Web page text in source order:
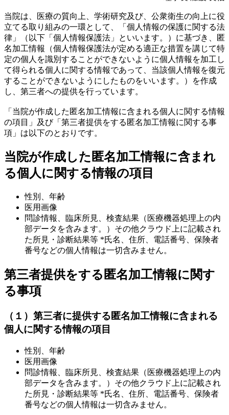
当院は、医療の質向上、学術研究及び、公衆衛生の向上に役
立てる取り組みの一環として、「個人情報の保護に関する法
律」（以下「個人情報保護法」といいます。）に基づき、匿
名加工情報（個人情報保護法が定める適正な措置を講じて特
定の個人を識別することができないように個人情報を加工し
て得られる個人に関する情報であって、当該個人情報を復元
することができないようにしたものをいいます。）を作成
し、第三者への提供を行っています。
「当院が作成した匿名加工情報に含まれる個人に関する情報
の項目」及び「第三者提供をする匿名加工情報に関する事
項」は以下のとおりです。
当院が作成した匿名加工情報に含まれ
る個人に関する情報の項目
性別、年齢
医用画像
問診情報、臨床所見、検査結果（医療機器処理上の内
部データを含みます。）その他クラウド上に記載され
た所見・診断結果等 *氏名、住所、電話番号、保険者
番号などの個人情報は一切含みません。
第三者提供をする匿名加工情報に関す
る事項
（１）第三者に提供する匿名加工情報に含まれる
個人に関する情報の項目
性別、年齢
医用画像
問診情報、臨床所見、検査結果（医療機器処理上の内
部データを含みます。）その他クラウド上に記載され
た所見・診断結果等 *氏名、住所、電話番号、保険者
番号などの個人情報は一切含みません。